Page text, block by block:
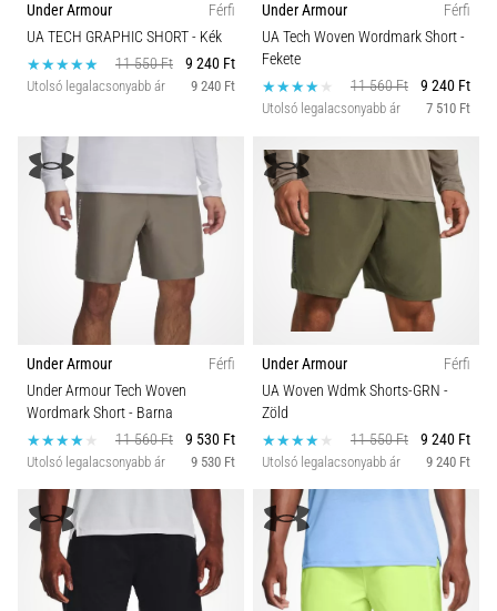
Under Armour
Férfi
UA TECH GRAPHIC SHORT- Kék
11 550 Ft
9 240 Ft
Utolsó legalacsonyabb ár 9 240 Ft
Under Armour
Férfi
UA Tech Woven Wordmark Short-
Fekete
11 560 Ft
9 240 Ft
Utolsó legalacsonyabb ár 7 510 Ft
Under Armour
Férfi
Under Armour Tech Woven
Wordmark Short- Barna
11 560 Ft
9 530 Ft
Utolsó legalacsonyabb ár 9 530 Ft
Under Armour
Férfi
UA Woven Wdmk Shorts-GRN -
Zöld
11 550 Ft
9 240 Ft
Utolsó legalacsonyabb ár 9 240 Ft